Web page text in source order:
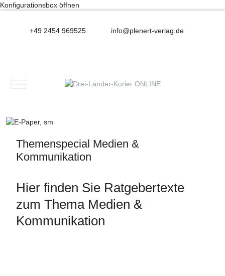
Konfigurationsbox öffnen
+49 2454 969525 info@plenert-verlag.de
Mobile Menu Toggle
Themenspecial Medien &
Kommunikation
Hier finden Sie Ratgebertexte
zum Thema Medien &
Kommunikation